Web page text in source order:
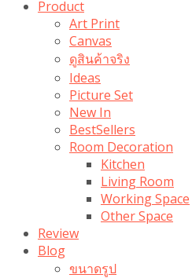
Product
Art Print
Canvas
ดูสินค้าจริง
Ideas
Picture Set
New In
BestSellers
Room Decoration
Kitchen
Living Room
Working Space
Other Space
Review
Blog
ขนาดรูป